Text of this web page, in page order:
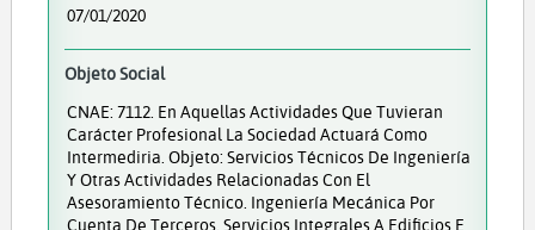
07/01/2020
Objeto Social
CNAE: 7112. En Aquellas Actividades Que Tuvieran
Carácter Profesional La Sociedad Actuará Como
Intermediria. Objeto: Servicios Técnicos De Ingeniería
Y Otras Actividades Relacionadas Con El
Asesoramiento Técnico. Ingeniería Mecánica Por
Cuenta De Terceros. Servicios Integrales A Edificios E